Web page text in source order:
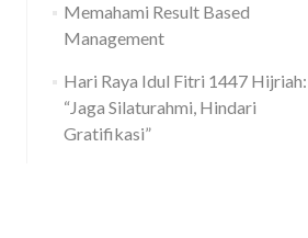
Memahami Result Based
Management
Hari Raya Idul Fitri 1447 Hijriah:
“Jaga Silaturahmi, Hindari
Gratifikasi”